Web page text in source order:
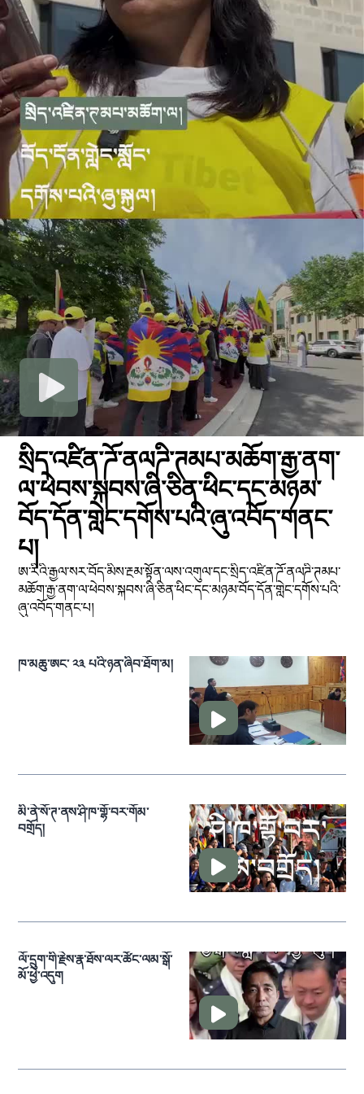
སྲིད་འཛིན་ཌོ་ནལཌི་ཊམཔ་མཆོག་རྒྱ་ནག་
ལ་ཕེབས་སྐབས་ཞི་ཅིན་ཕིང་དང་མཉམ་
བོད་དོན་གླེང་དགོས་པའི་ཞུ་འབོད་གནང་
པ།
ཨ་རིའི་རྒྱལ་སར་བོད་མིས་རྔམ་སྟོན་ལས་འགུལ་དང་སྲིད་འཛིན་ཌོ་ནལཌི་ཊམཔ་
མཆོག་རྒྱ་ནག་ལ་ཕེབས་སྐབས་ཞི་ཅིན་ཕིང་དང་མཉམ་བོད་དོན་གླེང་དགོས་པའི་
ཞུ་འབོད་གནང་པ།
ཁ་མཆུ་ཨང་ ༢༣ པའི་ཉན་ཞིབ་ཐོག་མ།
མི་ནེ་སོ་ཊ་ནས་ཤི་ཁ་གྷོ་བར་གོམ་
བགྲོད།
ལོ་དྲུག་གི་རྗེས་རྣ་ཐོས་ལར་ཚོང་ལམ་སྒོ་
མོ་ཕྱེ་འདུག